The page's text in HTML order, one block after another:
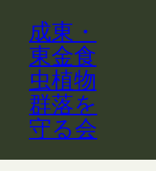
成東・
東金食
虫植物
群落を
守る会